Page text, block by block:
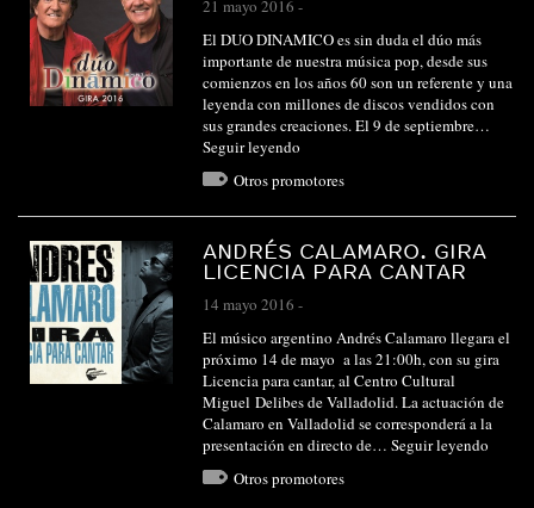
21 mayo 2016 -
El DUO DINAMICO es sin duda el dúo más
importante de nuestra música pop, desde sus
comienzos en los años 60 son un referente y una
leyenda con millones de discos vendidos con
sus grandes creaciones. El 9 de septiembre…
Seguir leyendo
Otros promotores
ANDRÉS CALAMARO. GIRA
LICENCIA PARA CANTAR
14 mayo 2016 -
El músico argentino Andrés Calamaro llegara el
próximo 14 de mayo a las 21:00h, con su gira
Licencia para cantar, al Centro Cultural
Miguel Delibes de Valladolid. La actuación de
Calamaro en Valladolid se corresponderá a la
presentación en directo de… Seguir leyendo
Otros promotores